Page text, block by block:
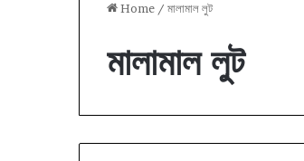
Home / মালামাল লুট
মালামাল লুট